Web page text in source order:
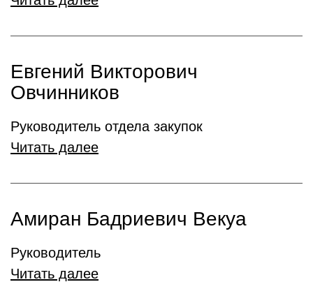
Евгений Викторович
Овчинников
Руководитель отдела закупок
Читать далее
Амиран Бадриевич Векуа
Руководитель
Читать далее